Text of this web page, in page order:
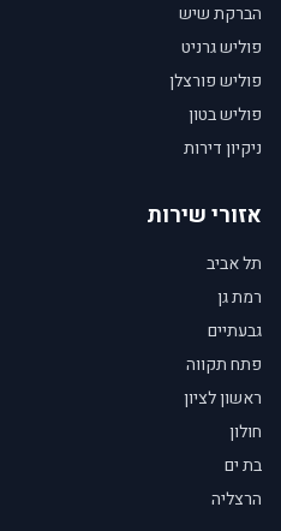
הברקת שיש
פוליש גרניט
פוליש פורצלן
פוליש בטון
ניקיון דירות
אזורי שירות
תל אביב
רמת גן
גבעתיים
פתח תקווה
ראשון לציון
חולון
בת ים
הרצליה